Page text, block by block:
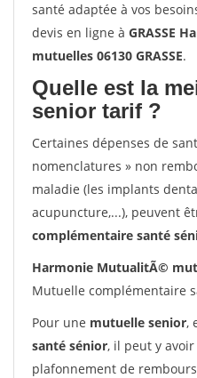
santé adaptée à vos
devis en ligne à GRASSE
mutuelles 06130 GRASSE.
Quelle est la
senior tarif ?
Certaines dépenses de
nomenclatures » non
maladie (les implants
acupuncture,...), peuvent
complémentaire santé
Harmonie MutualitÃ©
Mutuelle complémentaire
Pour une mutuelle senior,
santé sénior, il peut y
plafonnement de